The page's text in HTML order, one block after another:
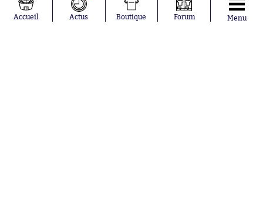
Tagliafico
Pavel Šulc
RC Lens
Accueil Actus Boutique Forum Menu